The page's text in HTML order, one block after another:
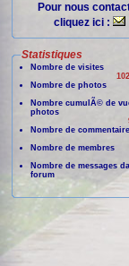
Pour nous
cliquez ici :
Statistiques
Nombre de visites
Nombre de photos
Nombre cumulÃ© de
photos
Nombre de
Nombre de membres
Nombre de messages
forum